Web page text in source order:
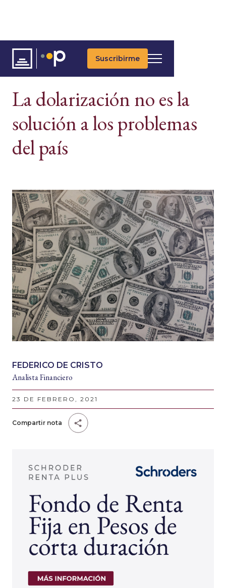
Suscribirme
MACROECONOMÍA
La dolarización no es la
solución a los problemas
del país
FEDERICO DE CRISTO
Analista Financiero
23 DE FEBRERO, 2021
Compartir nota